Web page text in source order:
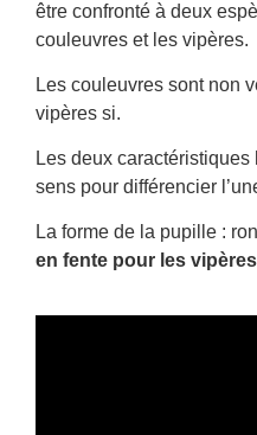
être confronté à deux
couleuvres et les vipères.
Les couleuvres sont non
vipères si.
Les deux
sens pour différencier
La forme de la pupille :
en fente pour les vipères